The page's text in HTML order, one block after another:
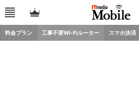
料金プラン 工事不要Wi-Fiルーター スマホ決済